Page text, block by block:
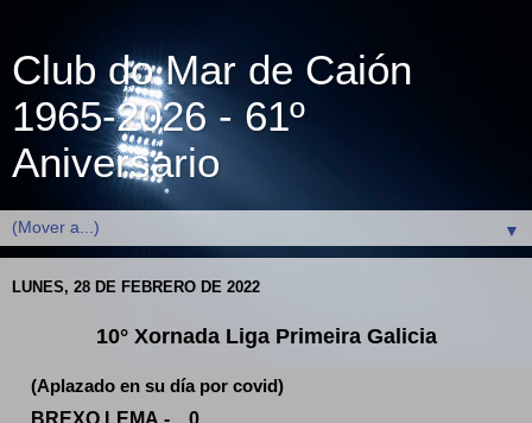
Club do Mar de Caión
1965-2026 - 61º
Aniversario
▼
LUNES, 28 DE FEBRERO DE 2022
10° Xornada Liga Primeira Galicia
(Aplazado en su día por covid)
BREXO LEMA.-    0